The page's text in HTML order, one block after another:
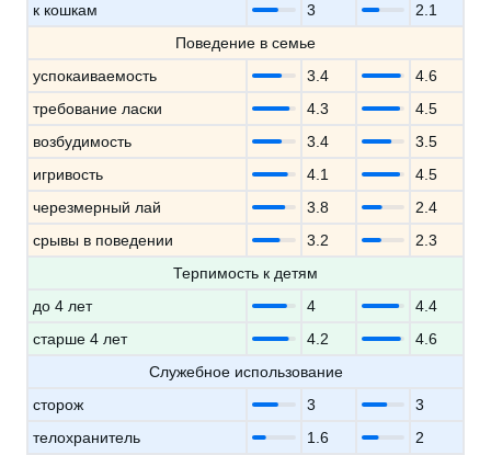
к кошкам
3
2.1
Поведение в семье
успокаиваемость
3.4
4.6
требование ласки
4.3
4.5
возбудимость
3.4
3.5
игривость
4.1
4.5
черезмерный лай
3.8
2.4
срывы в поведении
3.2
2.3
Терпимость к детям
до 4 лет
4
4.4
старше 4 лет
4.2
4.6
Служебное использование
сторож
3
3
телохранитель
1.6 2